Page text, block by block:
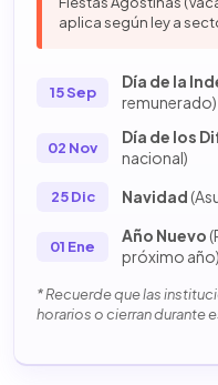
aplica según ley a
15 Sep
Día de la
remunerado)
02 Nov
Día de los
nacional)
25 Dic Navidad
01 Ene
Año Nuevo
próximo año)
* Recuerde que las
horarios o cierran durante